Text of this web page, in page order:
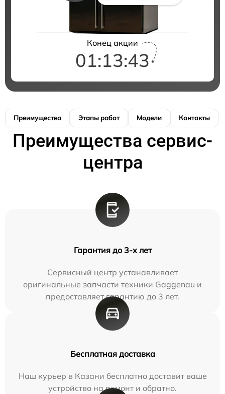
Конец акции
01:13:42
Преимущества Этапы работ Модели Контакты
Преимущества сервис-
центра
Гарантия до 3-х лет
Сервисный центр устанавливает
оригинальные запчасти техники Gaggenau и
предоставляет гарантию до 3 лет.
Бесплатная доставка
Наш курьер в Казани бесплатно доставит ваше
устройство на ремонт и обратно.